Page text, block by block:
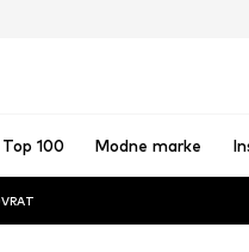
Top 100 Modne marke